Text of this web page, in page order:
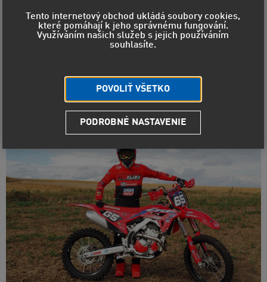
Tento internetový obchod ukládá soubory cookies,
které pomáhají k jeho správnému fungování.
Využíváním našich služeb s jejich používáním
souhlasíte.
POVOLIŤ VŠETKO
PODROBNÉ NASTAVENIE